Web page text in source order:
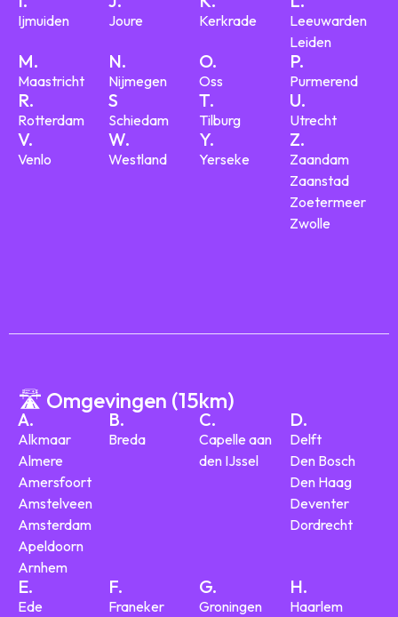
Ijmuiden Joure Kerkrade
Leeuwarden
Leiden
M.
Maastricht
N.
Nijmegen
O.
Oss
P.
Purmerend
R.
Rotterdam
S
Schiedam
T.
Tilburg
U.
Utrecht
V.
Venlo
W.
Westland
Y.
Yerseke
Z.
Zaandam
Zaanstad
Zoetermeer
Zwolle
🛣️ Omgevingen (15km)
A.
Alkmaar
Almere
Amersfoort
Amstelveen
Amsterdam
Apeldoorn
Arnhem
B.
Breda
C.
Capelle aan
den IJssel
D.
Delft
Den Bosch
Den Haag
Deventer
Dordrecht
E.
Ede
F.
Franeker
G.
Groningen
H.
Haarlem